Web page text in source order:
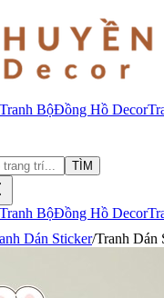
Tranh BộĐồng Hồ Decor
TÌM
Tranh BộĐồng Hồ Decor
Dán Sticker/Tranh Dán